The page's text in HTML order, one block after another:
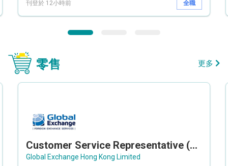
刊登於 12小時前 全職
零售 更多
Customer Service Representative (Airport)
Global Exchange Hong Kong Limited